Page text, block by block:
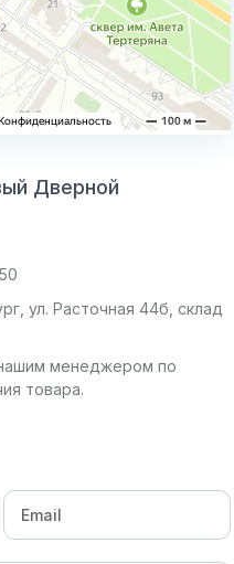
Дверной
ул. Расточная 44б, склад
менеджером по
товара.